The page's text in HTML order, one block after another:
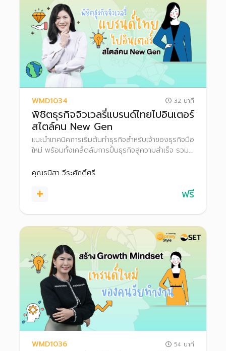
WMD1034 32 นาที
พิชิตธุรกิจจิวเวลรี่แบรนด์ไทยไปอินเตอร์
สไตล์คน New Gen
แนะนำเทคนิคการเริ่มต้นทำธุรกิจสำหรับเจ้าของธุรกิจมือ
ใหม่ พร้อมทั้งเคล็ดลับการปั้นธุรกิจสู่ความสำเร็จ รวม
คุณธนิสา วีระศักดิ์ศรี
ฟรี
WMD1036 54 นาที